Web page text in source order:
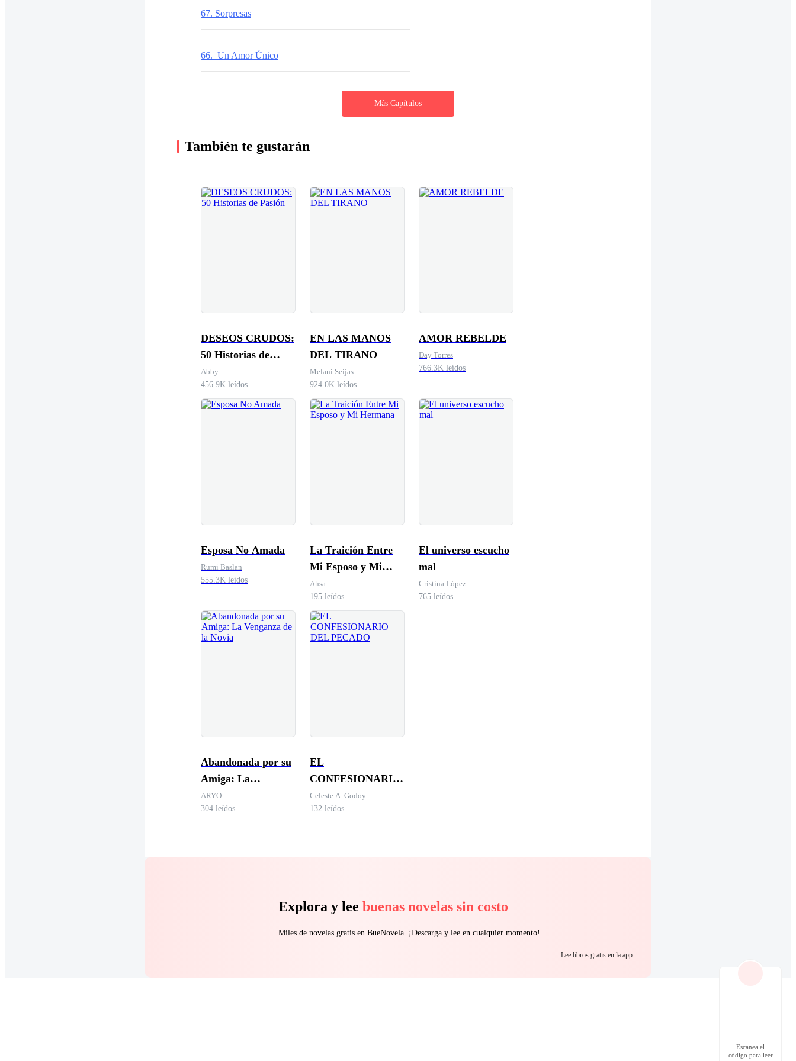
67. Sorpresas
66. Un Amor Único
Más Capítulos
También te gustarán
DESEOS CRUDOS:
50 Historias de
Pasión
Abby
456.9K leídos
EN LAS MANOS
DEL TIRANO
Melani Seijas
924.0K leídos
AMOR REBELDE
Day Torres
766.3K leídos
Esposa No Amada
Rumi Baslan
555.3K leídos
La Traición Entre
Mi Esposo y Mi
Hermana
Ahsa
195 leídos
El universo escucho
mal
Cristina López
765 leídos
Abandonada por su
Amiga: La
Venganza de la
Novia
ARYO
304 leídos
EL
CONFESIONARIO
DEL PECADO
Celeste A. Godoy
132 leídos
Explora y lee buenas novelas sin costo
Miles de novelas gratis en BueNovela. ¡Descarga y lee en cualquier momento!
Lee libros gratis en la app
Escanea el
código para leer